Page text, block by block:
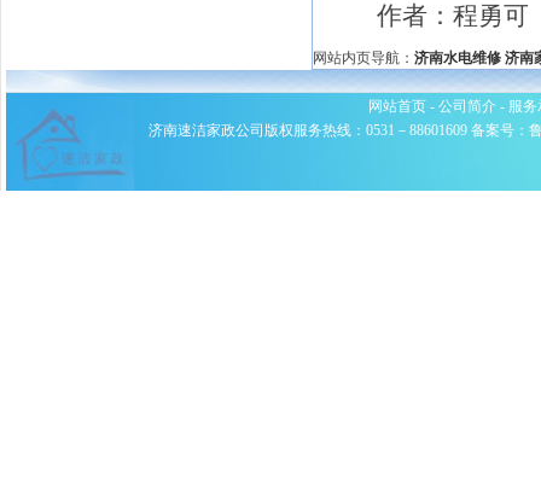
作者：程勇可
网站内页导航： 济南水电维修 济南
网站首页- 公司简介- 服务
济南速洁家政公司版权服务热线：0531－88601609 备案号：